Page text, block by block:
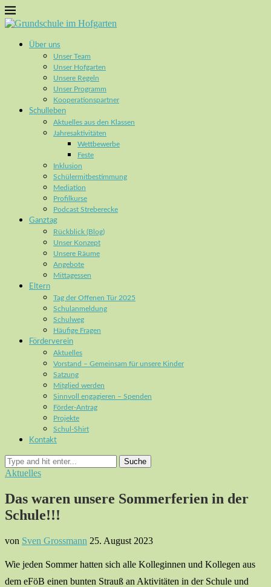
Über uns
Unser Team
Unser Hofgarten
Unsere Regeln
Unser Programm
Kooperationspartner
Schulleben
Aktuelles aus den Klassen
Jahresaktivitäten
Wettbewerbe
Feste
Inklusion
Schülermitbestimmung
Mediation
Profilkurse
Podcast Streberecke
Ganztag
Rückblick (Blog)
Unser Konzept
Unsere Räume
Angebote
Mittagessen
Eltern
Tag der Offenen Tür 2025
Schulanmeldung
Schulweg
Häufige Fragen
Förderverein
Aktuelles
Vorstand – Gemeinsam für unsere Kinder
Satzung
Mitglied werden
Sinnvoll engagieren – Spenden
Förder-Antrag
Projekte
Schul-Shirt
Kontakt
Suche
Aktuelles
Das waren unsere Sommerferien in der
Schule!!!
von Sven Grossmann 25. August 2023
Wie jeden Sommer hatten sich alle Kolleginnen und Kollegen aus
dem eFöB einen bunten Strauß an Aktivitäten in der Schule und